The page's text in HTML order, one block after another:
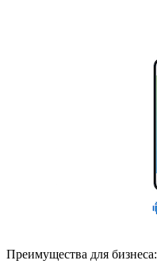
Преимущества для бизнеса: